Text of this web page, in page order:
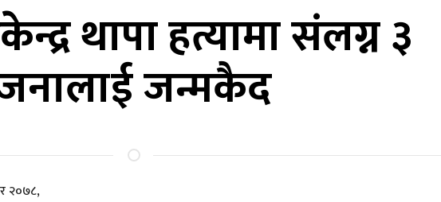
थापा हत्यामा संलग्न ३
जन्मकैद
२०७८,